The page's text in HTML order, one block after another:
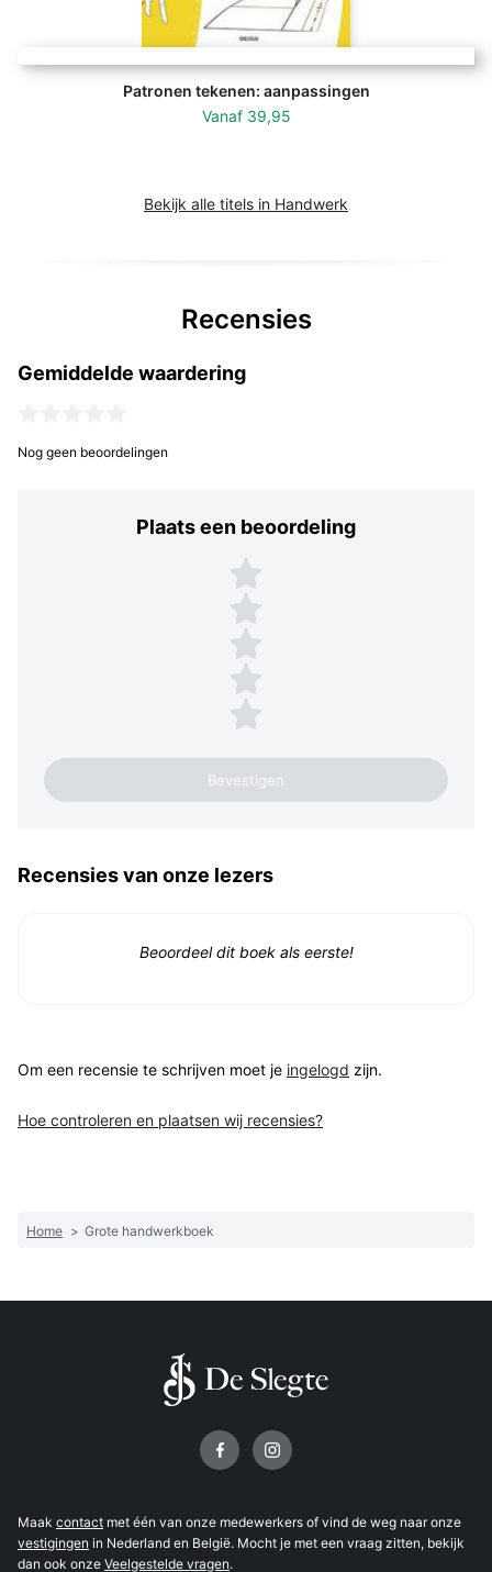
Patronen tekenen: aanpassingen
Vanaf 39,95
Bekijk alle titels in Handwerk
Recensies
Gemiddelde waardering
Nog geen beoordelingen
Plaats een beoordeling
Plaats een beoordeling
5 sterren
4 sterren
3 sterren
2 sterren
1 ster
Recensies van onze lezers
Beoordeel dit boek als eerste!
Om een recensie te schrijven moet je ingelogd zijn.
Hoe controleren en plaatsen wij recensies?
Home > Grote handwerkboek
Maak contact met één van onze medewerkers of vind de weg naar onze
vestigingen in Nederland en België. Mocht je met een vraag zitten, bekijk
dan ook onze Veelgestelde vragen.